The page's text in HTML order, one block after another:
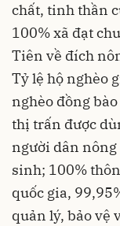
chất, tinh thần
100% xã đạt
Tiên về đích
Tỷ lệ hộ nghèo
nghèo đồng
thị trấn được
người dân nông
sinh; 100%
quốc gia,
quản lý, bảo vệ